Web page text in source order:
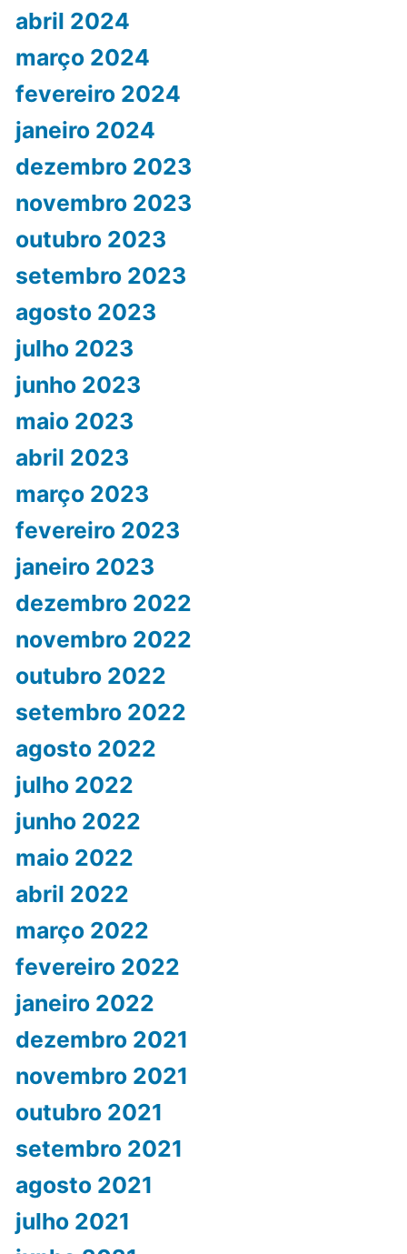
abril 2024
março 2024
fevereiro 2024
janeiro 2024
dezembro 2023
novembro 2023
outubro 2023
setembro 2023
agosto 2023
julho 2023
junho 2023
maio 2023
abril 2023
março 2023
fevereiro 2023
janeiro 2023
dezembro 2022
novembro 2022
outubro 2022
setembro 2022
agosto 2022
julho 2022
junho 2022
maio 2022
abril 2022
março 2022
fevereiro 2022
janeiro 2022
dezembro 2021
novembro 2021
outubro 2021
setembro 2021
agosto 2021
julho 2021